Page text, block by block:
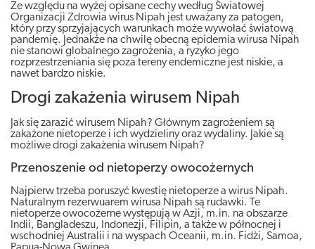
Ze względu na wyżej opisane cechy według Światowej
Organizacji Zdrowia wirus Nipah jest uważany za patogen,
który przy sprzyjających warunkach może wywołać światową
pandemię. Jednakże na chwilę obecną epidemia wirusa Nipah
nie stanowi globalnego zagrożenia, a ryzyko jego
rozprzestrzeniania się poza tereny endemiczne jest niskie, a
nawet bardzo niskie.
Drogi zakażenia wirusem Nipah
Jak się zarazić wirusem Nipah? Głównym zagrożeniem są
zakażone nietoperze i ich wydzieliny oraz wydaliny. Jakie są
możliwe drogi zakażenia wirusem Nipah?
Przenoszenie od nietoperzy owocożernych
Najpierw trzeba poruszyć kwestię nietoperze a wirus Nipah.
Naturalnym rezerwuarem wirusa Nipah są rudawki. Te
nietoperze owocożerne występują w Azji, m.in. na obszarze
Indii, Bangladeszu, Indonezji, Filipin, a także w północnej i
wschodniej Australii i na wyspach Oceanii, m.in. Fidżi, Samoa,